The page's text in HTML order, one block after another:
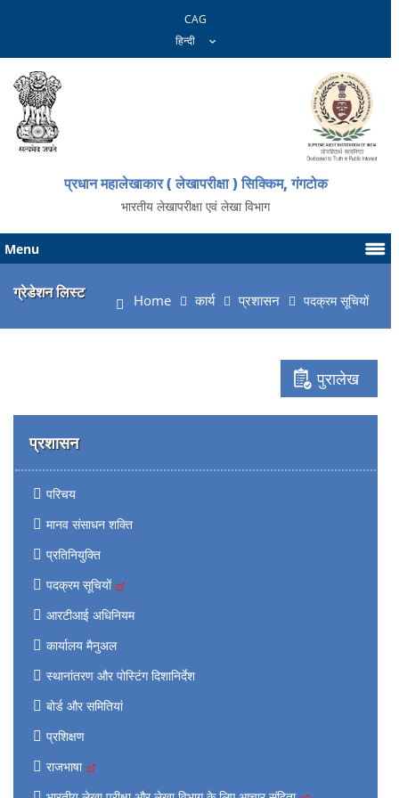
CAG
प्रधान महालेखाकार ( लेखापरीक्षा ) सिक्किम, गंगटोक
भारतीय लेखापरीक्षा एवं लेखा विभाग
Menu
ग्रेडेशन लिस्ट Home कार्य प्रशासन पदक्रम सूचियों
पुरालेख
प्रशासन
परिचय
मानव संसाधन शक्ति
प्रतिनियुक्ति
पदक्रम सूचियों
आरटीआई अधिनियम
कार्यालय मैनुअल
स्थानांतरण और पोस्टिंग दिशानिर्देश
बोर्ड और समितियां
प्रशिक्षण
राजभाषा